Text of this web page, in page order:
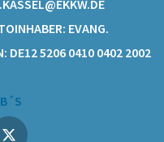
EVANG.
DE12 5206 0410 0402 2002